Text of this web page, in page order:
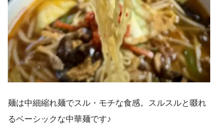
麺は中細縮れ麺でスル・モチな食感。スルスルと啜れ
るベーシックな中華麺です♪